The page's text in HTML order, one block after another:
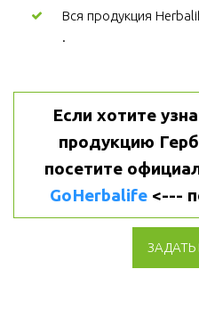
Вся продукция
.
Если хотите
продукцию
GoHerbalife <---